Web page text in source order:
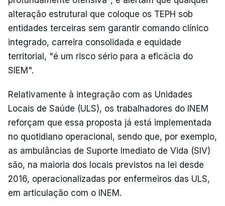
alteração estrutural que coloque os TEPH sob
entidades terceiras sem garantir comando clínico
integrado, carreira consolidada e equidade
territorial, "é um risco sério para a eficácia do
SIEM".
Relativamente à integração com as Unidades
Locais de Saúde (ULS), os trabalhadores do INEM
reforçam que essa proposta já está implementada
no quotidiano operacional, sendo que, por exemplo,
as ambulâncias de Suporte Imediato de Vida (SIV)
são, na maioria dos locais previstos na lei desde
2016, operacionalizadas por enfermeiros das ULS,
em articulação com o INEM.